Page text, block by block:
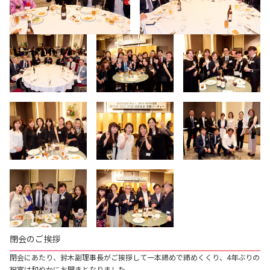
閉会のご挨拶
閉会にあたり、鈴木副理事長がご挨拶して一本締めで締めくくり、4年ぶりの